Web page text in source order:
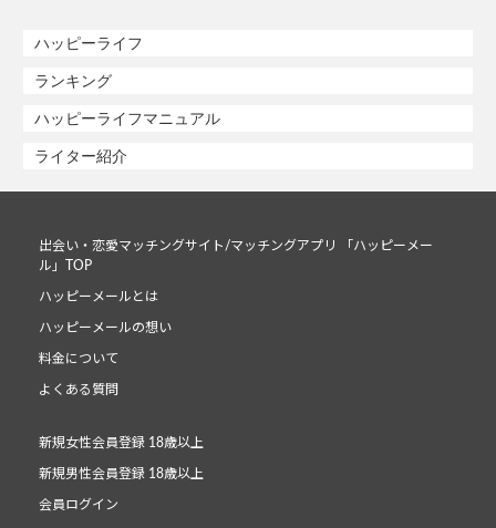
ハッピーライフ
ランキング
ハッピーライフマニュアル
ライター紹介
出会い・恋愛マッチングサイト/マッチングアプリ 「ハッピーメー
ル」TOP
ハッピーメールとは
ハッピーメールの想い
料金について
よくある質問
新規女性会員登録 18歳以上
新規男性会員登録 18歳以上
会員ログイン